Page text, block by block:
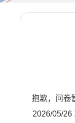
抱歉，问卷
2026/05/